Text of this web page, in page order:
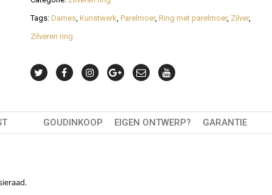
Tags: Dames, Kunstwerk Parelmoer, Ring met parelmoer, Zilver,
Zilveren ring
GOUDINKOOP EIGEN ONTWERP? GARANTIE